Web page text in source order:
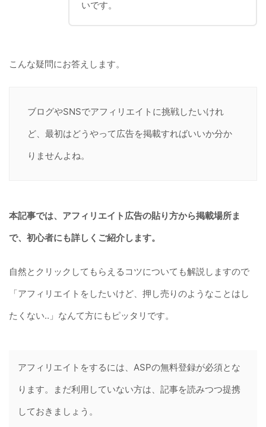
いです。
こんな疑問にお答えします。
ブログやSNSでアフィリエイトに挑戦したいけれ
ど、最初はどうやって広告を掲載すればいいか分か
りませんよね。
本記事では、アフィリエイト広告の貼り方から掲載場所ま
で、初心者にも詳しくご紹介します。
自然とクリックしてもらえるコツについても解説しますので
「アフィリエイトをしたいけど、押し売りのようなことはし
たくない‥」なんて方にもピッタリです。
アフィリエイトをするには、ASPの無料登録が必須とな
ります。まだ利用していない方は、記事を読みつつ提携
しておきましょう。